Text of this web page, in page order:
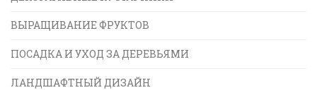
ВЫРАЩИВАНИЕ ФРУКТОВ
ПОСАДКА И УХОД ЗА ДЕРЕВЬЯМИ
ЛАНДШАФТНЫЙ ДИЗАЙН